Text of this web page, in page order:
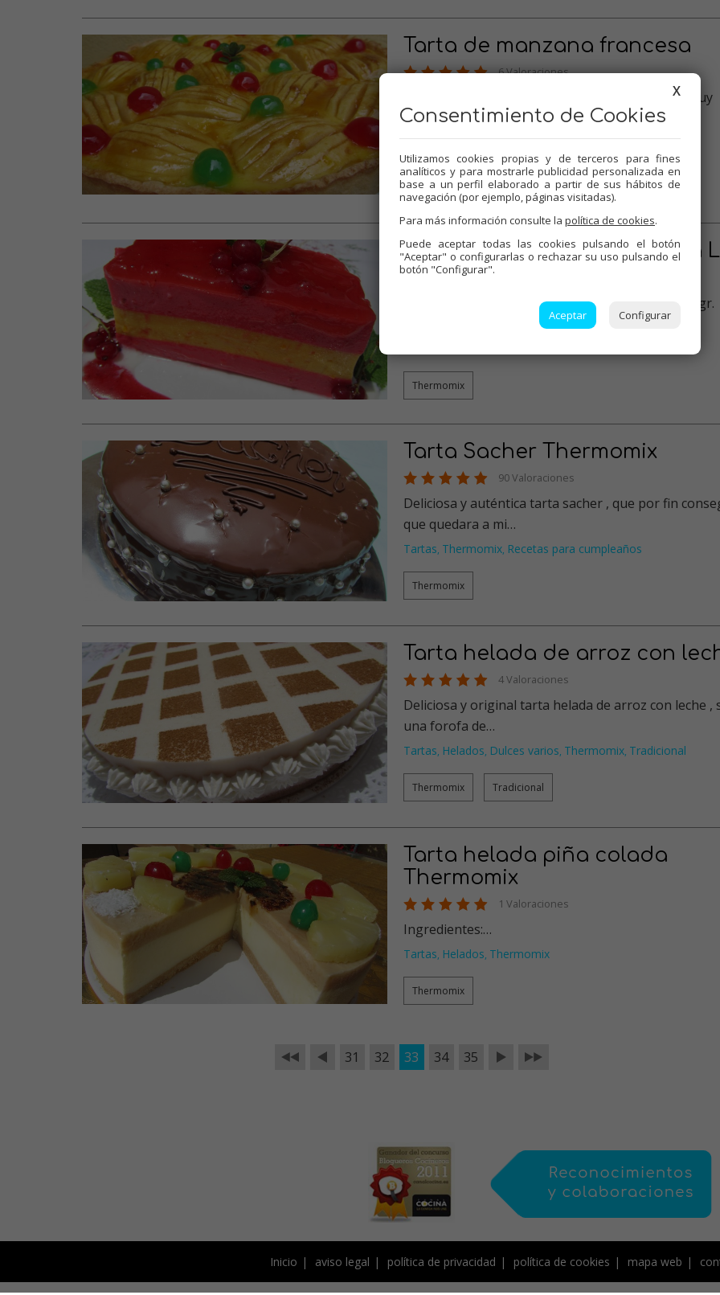
Tarta de manzana francesa
6 Valoraciones
rica!! Con Thermomi…
Tartas,Dulces varios,Thermomix,Recetas para olla GM
Tradicional
Thermomix Tradicional Olla GM
Tarta de queso y mermelada
Roja Thermomix
nata montar fría -300…
Thermomix
Tarta Sacher Thermomix
90 Valoraciones
Deliciosa y auténtica tarta sacher , que por fin conseguí
que quedara a mi…
Tartas, Thermomix, Recetas para cumpleaños
Thermomix
Tarta helada de arroz con
4 Valoraciones
Deliciosa y original tarta helada de arroz con leche , soy
una forofa de…
Tartas, Helados, Dulces varios, Thermomix, Tradicional
Thermomix Tradicional
Tarta helada piña colada
Thermomix
1 Valoraciones
Ingredientes:…
Tartas, Helados, Thermomix
Thermomix
31 32 33 34 35
Inicio aviso legal política de privacidad política de cookies mapa web
X
Consentimiento de Cookies
Utilizamos cookies propias y de terceros para fines
analíticos y para mostrarle publicidad personalizada en
base a un perfil elaborado a partir de sus hábitos de
navegación (por ejemplo, páginas visitadas).
Para más información consulte la política de cookies.
Puede aceptar todas las cookies pulsando el botón
"Aceptar" o configurarlas o rechazar su uso pulsando el
botón "Configurar".
Aceptar Configurar